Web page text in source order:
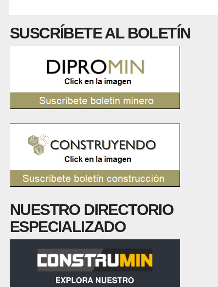
SUSCRÍBETE AL BOLETÍN
NUESTRO DIRECTORIO
ESPECIALIZADO